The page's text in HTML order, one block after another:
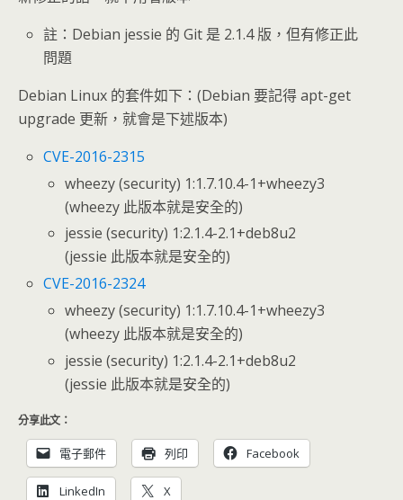
註：Debian jessie 的 Git 是 2.1.4 版，但有修正此
問題
Debian Linux 的套件如下：(Debian 要記得 apt-get
upgrade 更新，就會是下述版本)
CVE-2016-2315
wheezy (security) 1:1.7.10.4-1+wheezy3
(wheezy 此版本就是安全的)
jessie (security) 1:2.1.4-2.1+deb8u2
(jessie 此版本就是安全的)
CVE-2016-2324
wheezy (security) 1:1.7.10.4-1+wheezy3
(wheezy 此版本就是安全的)
jessie (security) 1:2.1.4-2.1+deb8u2
(jessie 此版本就是安全的)
分享此文：
電子郵件 列印 Facebook
LinkedIn X